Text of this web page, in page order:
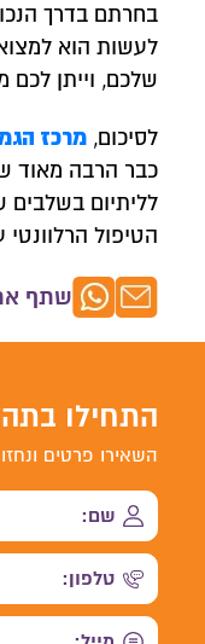
בחרתם בדרך
לעשות הוא
שלכם, וייתן לכם
לסיכום, מרכז
כבר הרבה מאוד
לליתיום בשלבים
הטיפול
שתף
התחילו
השאירו פרטים